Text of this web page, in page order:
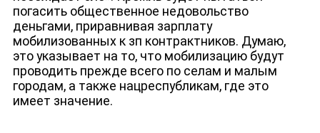
погасить общественное недовольство
деньгами, приравнивая зарплату
мобилизованных к зп контрактников. Думаю,
это указывает на то, что мобилизацию будут
проводить прежде всего по селам и малым
городам, а также нацреспубликам, где это
имеет значение.